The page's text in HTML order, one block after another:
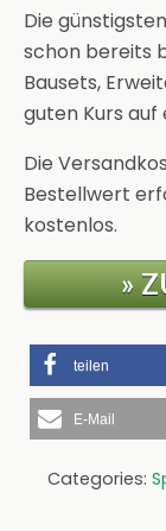
Die
schon bereits
Bausets,
guten Kurs
Die
Bestellwert
kostenlos.
»
teilen
E-Mail
Categories: